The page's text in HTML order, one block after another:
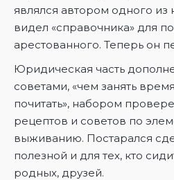
являлся автором одного из
видел «справочника» для
арестованного. Теперь он
Юридическая часть
советами, «чем занять
почитать», набором
рецептов и советов по
выживанию. Постарался
полезной и для тех, кто
родных, друзей.